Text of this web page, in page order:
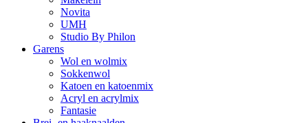
Novita
UMH
Studio By Philon
Garens
Wol en wolmix
Sokkenwol
Katoen en katoenmix
Acryl en acrylmix
Fantasie